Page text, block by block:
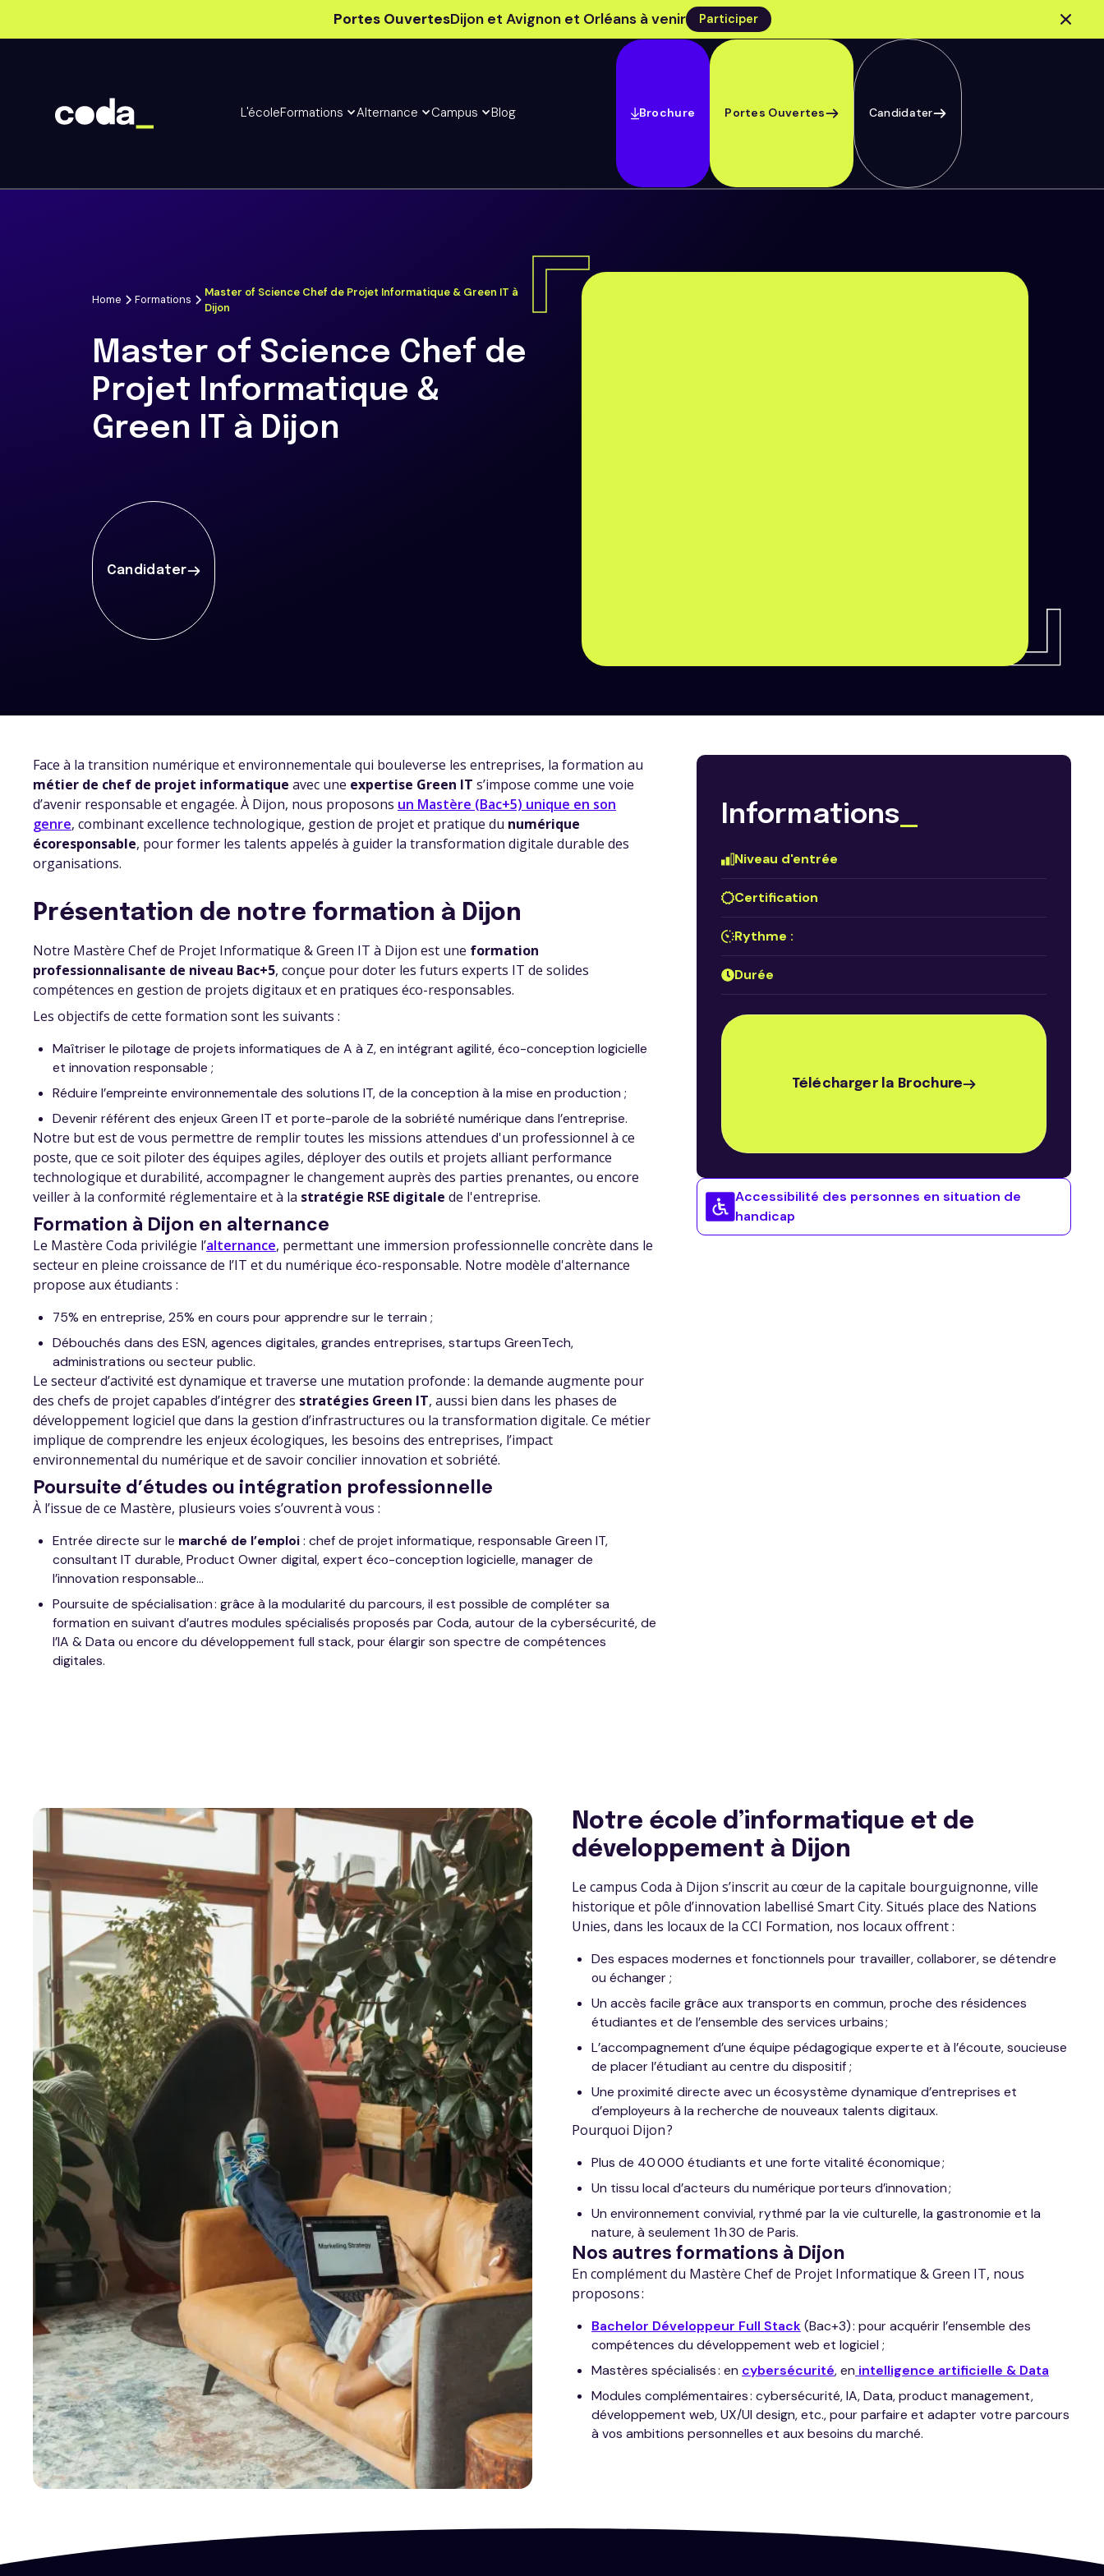
Portes OuvertesDijon et Avignon et Orléans à venir Participer
L'écoleFormations Alternance Campus Blog Brochure Portes Ouvertes Candidater
Home Formations
Master of Science Chef de Projet Informatique & Green IT à
Dijon
Master of Science Chef de
Projet Informatique &
Green IT à Dijon
Candidater
Face à la transition numérique et environnementale qui bouleverse les entreprises, la formation au
métier de chef de projet informatique avec une expertise Green IT s’impose comme une voie
d’avenir responsable et engagée. À Dijon, nous proposons un Mastère (Bac+5) unique en son
genre, combinant excellence technologique, gestion de projet et pratique du numérique
écoresponsable, pour former les talents appelés à guider la transformation digitale durable des
organisations.
Présentation de notre formation à Dijon
Notre Mastère Chef de Projet Informatique & Green IT à Dijon est une formation
professionnalisante de niveau Bac+5, conçue pour doter les futurs experts IT de solides
compétences en gestion de projets digitaux et en pratiques éco-responsables.
Les objectifs de cette formation sont les suivants :
Maîtriser le pilotage de projets informatiques de A à Z, en intégrant agilité, éco-conception logicielle
et innovation responsable ;
Réduire l’empreinte environnementale des solutions IT, de la conception à la mise en production ;
Devenir référent des enjeux Green IT et porte-parole de la sobriété numérique dans l’entreprise.
Notre but est de vous permettre de remplir toutes les missions attendues d'un professionnel à ce
poste, que ce soit piloter des équipes agiles, déployer des outils et projets alliant performance
technologique et durabilité, accompagner le changement auprès des parties prenantes, ou encore
veiller à la conformité réglementaire et à la stratégie RSE digitale de l'entreprise.
Formation à Dijon en alternance
Le Mastère Coda privilégie l’alternance, permettant une immersion professionnelle concrète dans le
secteur en pleine croissance de l’IT et du numérique éco-responsable. Notre modèle d'alternance
propose aux étudiants :
75% en entreprise, 25% en cours pour apprendre sur le terrain ;
Débouchés dans des ESN, agences digitales, grandes entreprises, startups GreenTech,
administrations ou secteur public.
Le secteur d’activité est dynamique et traverse une mutation profonde : la demande augmente pour
des chefs de projet capables d’intégrer des stratégies Green IT, aussi bien dans les phases de
développement logiciel que dans la gestion d’infrastructures ou la transformation digitale. Ce métier
implique de comprendre les enjeux écologiques, les besoins des entreprises, l’impact
environnemental du numérique et de savoir concilier innovation et sobriété.
Poursuite d’études ou intégration professionnelle
À l’issue de ce Mastère, plusieurs voies s’ouvrent à vous :
Entrée directe sur le marché de l’emploi: chef de projet informatique, responsable Green IT,
consultant IT durable, Product Owner digital, expert éco-conception logicielle, manager de
l’innovation responsable...
Poursuite de spécialisation : grâce à la modularité du parcours, il est possible de compléter sa
formation en suivant d’autres modules spécialisés proposés par Coda, autour de la cybersécurité, de
l’IA & Data ou encore du développement full stack, pour élargir son spectre de compétences
digitales.
Informations
Niveau d'entrée
Certification
Rythme :
Durée
Télécharger la Brochure
Accessibilité des personnes en situation de
handicap
Notre école d’informatique et de
développement à Dijon
Le campus Coda à Dijon s’inscrit au cœur de la capitale bourguignonne, ville
historique et pôle d’innovation labellisé Smart City. Situés place des Nations
Unies, dans les locaux de la CCI Formation, nos locaux offrent :
Des espaces modernes et fonctionnels pour travailler, collaborer, se détendre
ou échanger ;
Un accès facile grâce aux transports en commun, proche des résidences
étudiantes et de l’ensemble des services urbains ;
L’accompagnement d’une équipe pédagogique experte et à l’écoute, soucieuse
de placer l’étudiant au centre du dispositif ;
Une proximité directe avec un écosystème dynamique d’entreprises et
d’employeurs à la recherche de nouveaux talents digitaux.
Pourquoi Dijon ?
Plus de 40 000 étudiants et une forte vitalité économique ;
Un tissu local d’acteurs du numérique porteurs d’innovation ;
Un environnement convivial, rythmé par la vie culturelle, la gastronomie et la
nature, à seulement 1 h 30 de Paris.
Nos autres formations à Dijon
En complément du Mastère Chef de Projet Informatique & Green IT, nous
proposons :
Bachelor Développeur Full Stack(Bac+3) : pour acquérir l’ensemble des
compétences du développement web et logiciel ;
Mastères spécialisés : en cybersécurité, en intelligence artificielle & Data
Modules complémentaires : cybersécurité, IA, Data, product management,
développement web, UX/UI design, etc., pour parfaire et adapter votre parcours
à vos ambitions personnelles et aux besoins du marché.